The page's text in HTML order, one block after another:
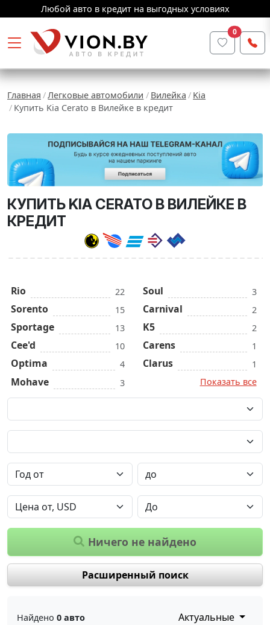
Любой авто в кредит на выгодных условиях
0
Главная Легковые автомобили Вилейка
Kia
Купить Kia Cerato в Вилейке в кредит
КУПИТЬ KIA CERATO В ВИЛЕЙКЕ В
КРЕДИТ
Rio 22
Sorento 15
Sportage 13
Cee'd 10
Optima 4
Mohave 3
Soul 3
Carnival 2
K5 2
Carens 1
Clarus
1
Показать все
Ничего не найдено
Расширенный поиск
Найдено 0 авто Актуальные